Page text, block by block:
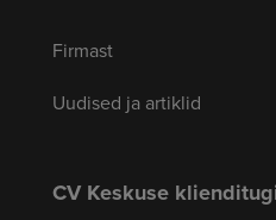
Firmast
Uudised ja artiklid
CV Keskuse